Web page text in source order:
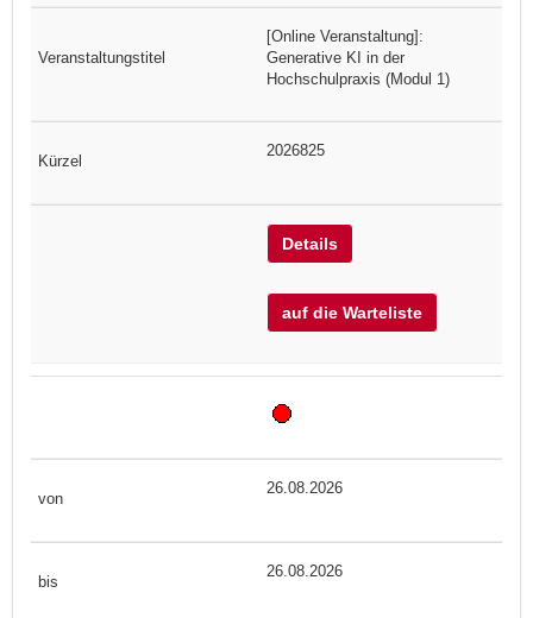
[Online Veranstaltung]:
Generative KI in der
Hochschulpraxis (Modul 1)
2026825
Details
auf die Warteliste
26.08.2026
26.08.2026